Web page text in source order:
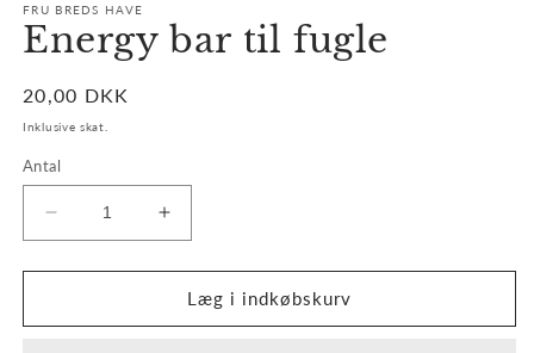
FRU BREDS HAVE
Energy bar til fugle
Normalpris
20,00 DKK
Inklusive skat.
Antal
Reducer
antallet
for
bar
Øg
antallet
for
Energy
bar
Læg i indkøbskurv